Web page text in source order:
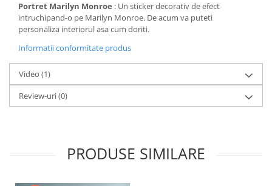
Portret Marilyn Monroe : Un sticker decorativ de efect
intruchipand-o pe Marilyn Monroe. De acum va puteti
personaliza interiorul asa cum doriti.
Informatii conformitate produs
Video (1)
Review-uri(0)
PRODUSE SIMILARE